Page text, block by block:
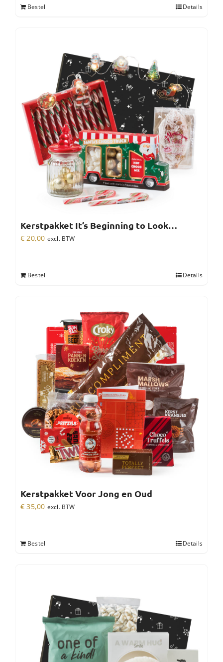
Bestel Details
Kerstpakket It’s Beginning to Look…
€ 20,00 excl. BTW
Bestel Details
Kerstpakket Voor Jong en Oud
€ 35,00 excl. BTW
Bestel Details